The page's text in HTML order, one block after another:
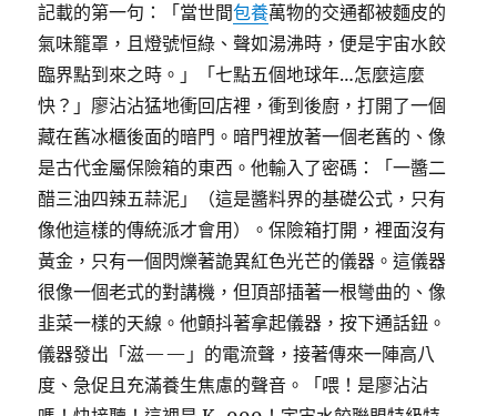
記載的第一句：「當世間包養萬物的交通都被麵皮的
氣味籠罩，且燈號恒綠、聲如湯沸時，便是宇宙水餃
臨界點到來之時。」「七點五個地球年…怎麼這麼
快？」廖沾沾猛地衝回店裡，衝到後廚，打開了一個
藏在舊冰櫃後面的暗門。暗門裡放著一個老舊的、像
是古代金屬保險箱的東西。他輸入了密碼：「一醬二
醋三油四辣五蒜泥」（這是醬料界的基礎公式，只有
像他這樣的傳統派才會用）。保險箱打開，裡面沒有
黃金，只有一個閃爍著詭異紅色光芒的儀器。這儀器
很像一個老式的對講機，但頂部插著一根彎曲的、像
韭菜一樣的天線。他顫抖著拿起儀器，按下通話鈕。
儀器發出「滋——」的電流聲，接著傳來一陣高八
度、急促且充滿養生焦慮的聲音。「喂！是廖沾沾